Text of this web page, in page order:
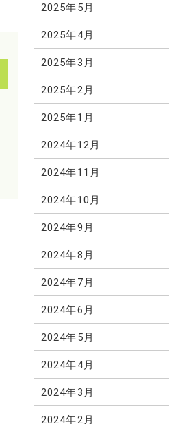
2025年5月
2025年4月
2025年3月
2025年2月
2025年1月
2024年12月
2024年11月
2024年10月
2024年9月
2024年8月
2024年7月
2024年6月
2024年5月
2024年4月
2024年3月
2024年2月